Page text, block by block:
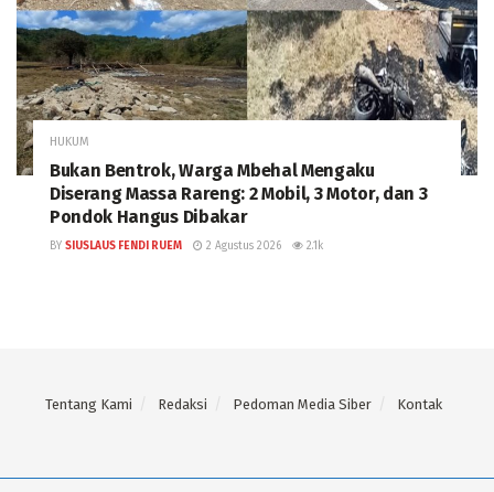
HUKUM
Bukan Bentrok, Warga Mbehal Mengaku
Diserang Massa Rareng: 2 Mobil, 3 Motor, dan 3
Pondok Hangus Dibakar
BY SIUSLAUS FENDI RUEM 2 Agustus 2026 2.1k
Tentang Kami Redaksi Pedoman Media Siber Kontak